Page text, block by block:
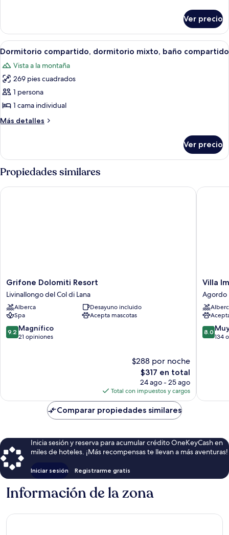
baño
compartido
compartido,
dormitorio
mixto,
compartido
Ver precio
Abrir
todas
las
fotos
de
Dormitorio
compartido,
dormitorio
baño
compartido
Una cabaña de madera con literas
3
Dormitorio compartido, dormitorio mixto, baño compartido
Vista a la montaña
269 pies cuadrados
1 persona
1 cama individual
Más detalles
Más
compartido,
dormitorio
mixto,
baño
compartido
Ver precio
Propiedades similares
Grifone
Dolomiti
Resort
Livinallongo
del
Col
di
Grifone Dolomiti Resort
Livinallongo del Col di Lana
Alberca
Desayuno incluido
Spa
Acepta mascotas
9.2
de
9.2 Magnífico
21 opiniones
$288 por noche
El
precio
actual
es
de
$317
$317 en total
24 ago - 25 ago
Total con impuestos y cargos
Grifone Dolomiti Resort
Villa
Agordo
Villa
Agordo
8.0
de
8.0
134
Villa
Comparar propiedades similares
Inicia sesión y reserva para acumular crédito OneKeyCash en
miles de hoteles. ¡Más recompensas te llevan a más aventuras!
Iniciar sesión Registrarme gratis
Información de la zona